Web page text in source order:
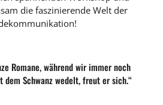
die faszinierende Welt der
Romane, während wir immer noch
dem Schwanz wedelt, freut er sich.“